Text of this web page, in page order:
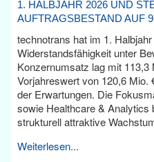
1. HALBJAHR 2026 UND
AUFTRAGSBESTAND AUF
technotrans hat im 1.
Widerstandsfähigkeit unter
Konzernumsatz lag mit 113,3
Vorjahreswert von 120,6
der Erwartungen. Die
sowie Healthcare & Analytics
strukturell attraktive
Weiterlesen...